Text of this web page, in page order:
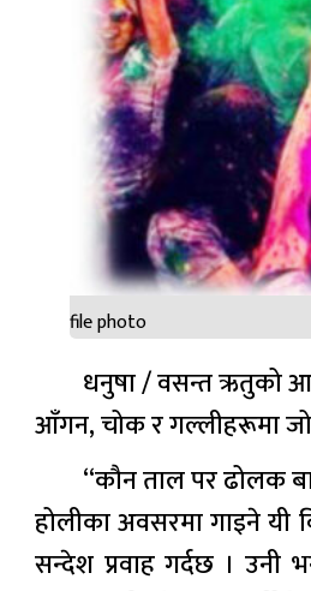
file photo
धनुषा / वसन्त ऋतुको
आँगन, चोक र गल्लीहरूमा
“कौन ताल पर ढोलक
होलीका अवसरमा गाइने यी
सन्देश प्रवाह गर्दछ । उनी